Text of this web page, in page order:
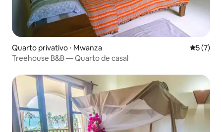
Quarto privativo ⋅ Mwanza 5 de
5 (7)
Treehouse B&B — Quarto de casal